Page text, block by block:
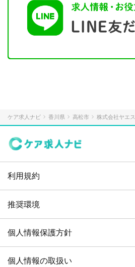
ケア求人ナビ 香川県 高松市 株式会社ヤエス
利用規約
推奨環境
個人情報保護方針
個人情報の取扱い